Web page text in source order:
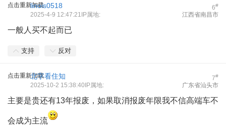
点击重新加载 6#
linois0518
2025-4-9 12:47:21IP属地: 江西省南昌市
一般人买不起而已
支持 反对
点击重新加载 7#
北字看住知
2025-10-2 15:38:40IP属地: 广东省汕头市
主要是贵还有13年报废，如果取消报废年限我不信高端车不
会成为主流